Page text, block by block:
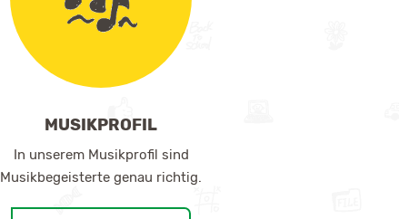
MUSIKPROFIL
In unserem Musikprofil sind
Musikbegeisterte genau richtig.